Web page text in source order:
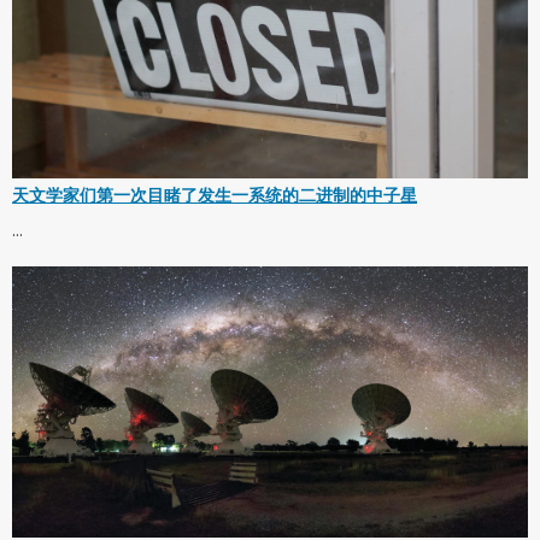
天文学家们第一次目睹了发生一系统的二进制的中子星
...